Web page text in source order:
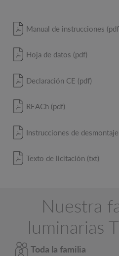
Manual de instrucciones
Hoja de datos (pdf)
Declaración CE (pdf)
REACh (pdf)
Instrucciones de
Texto de licitación (txt)
Nuestra
luminarias
Toda la familia